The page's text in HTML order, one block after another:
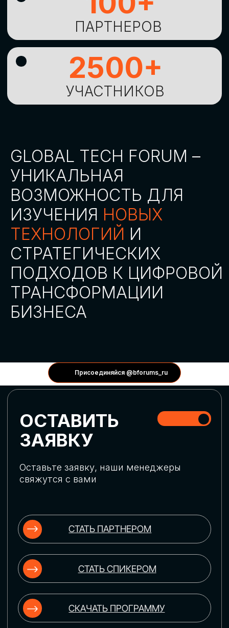
Присоединяйся @bforums_ru
ОСТАВИТЬ
ЗАЯВКУ
АККРЕДИТАЦИЯ СМИ
СКАЧАТЬ ПРОГРАММУ
СТАТЬ СПИКЕРОМ
Оставьте заявку, наши менеджеры
СТАТЬ УЧАСТНИКОМ
ГЛОБАЛЬНАЯ
ЦИФРОВИЗАЦИЯ
актуальных трендов глобальной цифровой
трансформации. Узнаем о новых подходах
массовом использовании ИИ-
инструментов, обеспечении
ИСКУССТВЕННЫЙ
Узнаем как компании адаптируются к
новой ИИ-реальности. Как ИИ-
сотрудники становятся
«полноправными» членами команды, как
ИИ-помощники забирают на себя рутину
и как можно значительно увеличить
производительность без огромных
затрат на нейросети
ЦИФРОВИЗАЦИЯ
УПРАВЛЕНИЯ ПЕРСОНАЛОМ
Рассмотрим управление человеческим